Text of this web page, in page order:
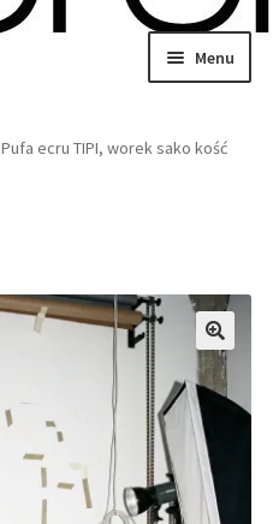
Menu
Pufa ecru TIPI, worek sako kość